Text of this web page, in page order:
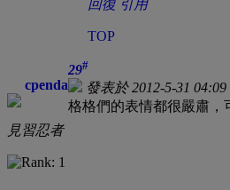
回復 引用
TOP
cpenda
見習忍者
29#
發表於 2012-5-31 04:09
格格們的表情都很嚴肅，